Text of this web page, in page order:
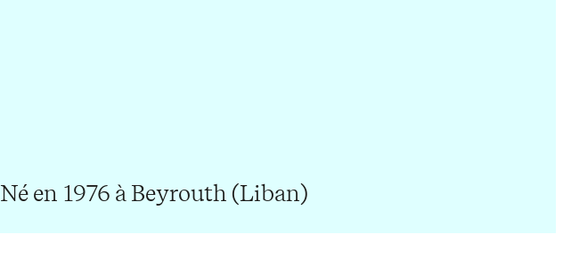
Né en 1976 à Beyrouth (Liban)